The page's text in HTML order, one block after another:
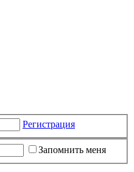
Регистрация
Запомнить меня